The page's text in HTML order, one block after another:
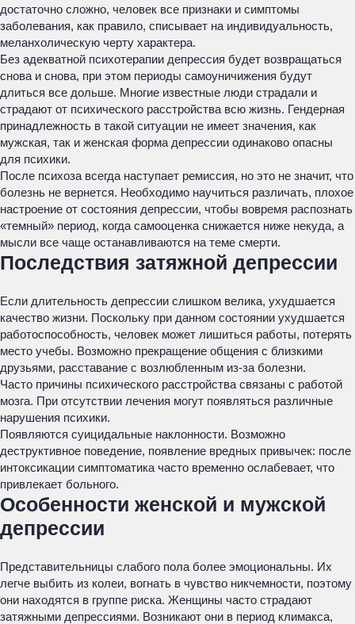
достаточно сложно, человек все признаки и симптомы
заболевания, как правило, списывает на индивидуальность,
меланхолическую черту характера.
Без адекватной психотерапии депрессия будет возвращаться
снова и снова, при этом периоды самоуничижения будут
длиться все дольше. Многие известные люди страдали и
страдают от психического расстройства всю жизнь. Гендерная
принадлежность в такой ситуации не имеет значения, как
мужская, так и женская форма депрессии одинаково опасны
для психики.
После психоза всегда наступает ремиссия, но это не значит, что
болезнь не вернется. Необходимо научиться различать, плохое
настроение от состояния депрессии, чтобы вовремя распознать
«темный» период, когда самооценка снижается ниже некуда, а
мысли все чаще останавливаются на теме смерти.
Последствия затяжной депрессии
Если длительность депрессии слишком велика, ухудшается
качество жизни. Поскольку при данном состоянии ухудшается
работоспособность, человек может лишиться работы, потерять
место учебы. Возможно прекращение общения с близкими
друзьями, расставание с возлюбленным из-за болезни.
Часто причины психического расстройства связаны с работой
мозга. При отсутствии лечения могут появляться различные
нарушения психики.
Появляются суицидальные наклонности. Возможно
деструктивное поведение, появление вредных привычек: после
интоксикации симптоматика часто временно ослабевает, что
привлекает больного.
Особенности женской и мужской
депрессии
Представительницы слабого пола более эмоциональны. Их
легче выбить из колеи, вогнать в чувство никчемности, поэтому
они находятся в группе риска. Женщины часто страдают
затяжными депрессиями. Возникают они в период климакса,